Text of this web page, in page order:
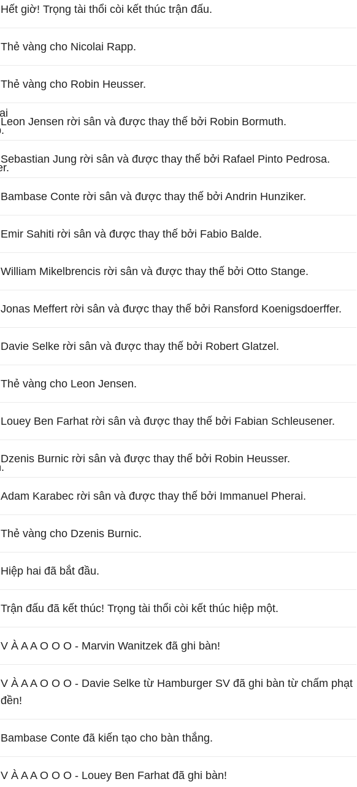
Hết giờ! Trọng tài thổi còi kết thúc trận đấu.
Thẻ vàng cho Nicolai Rapp.
Thẻ vàng cho Robin Heusser.
Leon Jensen rời sân và được thay thế bởi Robin Bormuth.
Sebastian Jung rời sân và được thay thế bởi Rafael Pinto Pedrosa.
Bambase Conte rời sân và được thay thế bởi Andrin Hunziker.
Emir Sahiti rời sân và được thay thế bởi Fabio Balde.
William Mikelbrencis rời sân và được thay thế bởi Otto Stange.
Jonas Meffert rời sân và được thay thế bởi Ransford Koenigsdoerffer.
Davie Selke rời sân và được thay thế bởi Robert Glatzel.
Thẻ vàng cho Leon Jensen.
Louey Ben Farhat rời sân và được thay thế bởi Fabian Schleusener.
Dzenis Burnic rời sân và được thay thế bởi Robin Heusser.
Adam Karabec rời sân và được thay thế bởi Immanuel Pherai.
Thẻ vàng cho Dzenis Burnic.
Hiệp hai đã bắt đầu.
Trận đấu đã kết thúc! Trọng tài thổi còi kết thúc hiệp một.
V À A A O O O - Marvin Wanitzek đã ghi bàn!
V À A A O O O - Davie Selke từ Hamburger SV đã ghi bàn từ chấm phạt
đền!
Bambase Conte đã kiến tạo cho bàn thắng.
V À A A O O O - Louey Ben Farhat đã ghi bàn!